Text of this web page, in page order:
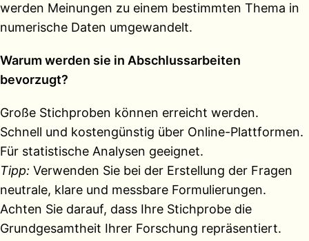
werden Meinungen zu einem bestimmten Thema in
numerische Daten umgewandelt.
Warum werden sie in Abschlussarbeiten
bevorzugt?
Große Stichproben können erreicht werden.
Schnell und kostengünstig über Online-Plattformen.
Für statistische Analysen geeignet.
Tipp: Verwenden Sie bei der Erstellung der Fragen
neutrale, klare und messbare Formulierungen.
Achten Sie darauf, dass Ihre Stichprobe die
Grundgesamtheit Ihrer Forschung repräsentiert.